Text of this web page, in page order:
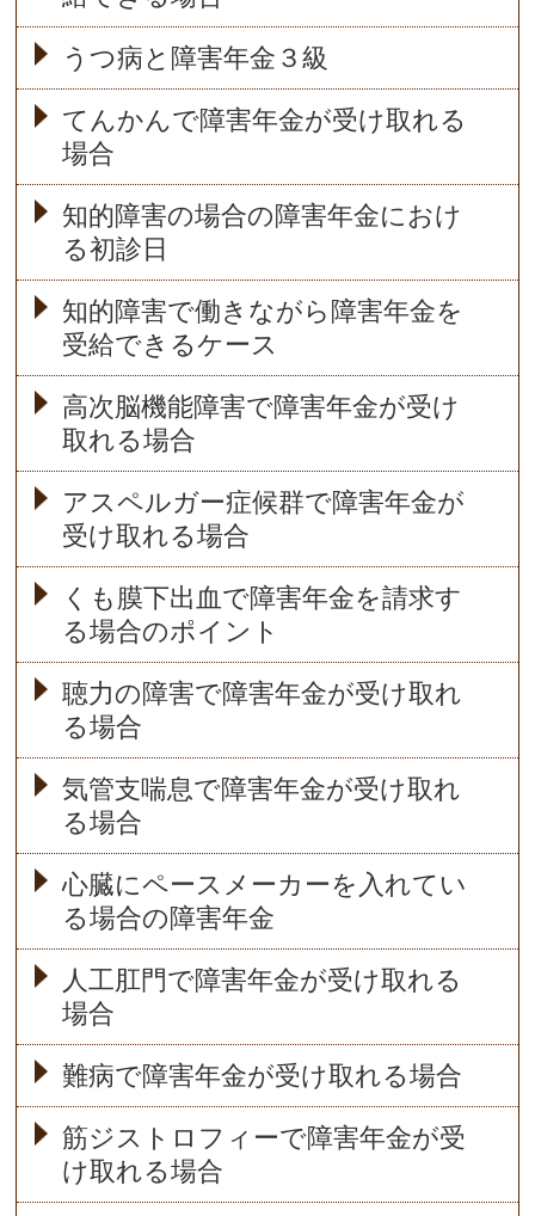
うつ病と障害年金３級
てんかんで障害年金が受け取れる
場合
知的障害の場合の障害年金におけ
る初診日
知的障害で働きながら障害年金を
受給できるケース
高次脳機能障害で障害年金が受け
取れる場合
アスペルガー症候群で障害年金が
受け取れる場合
くも膜下出血で障害年金を請求す
る場合のポイント
聴力の障害で障害年金が受け取れ
る場合
気管支喘息で障害年金が受け取れ
る場合
心臓にペースメーカーを入れてい
る場合の障害年金
人工肛門で障害年金が受け取れる
場合
難病で障害年金が受け取れる場合
筋ジストロフィーで障害年金が受
け取れる場合